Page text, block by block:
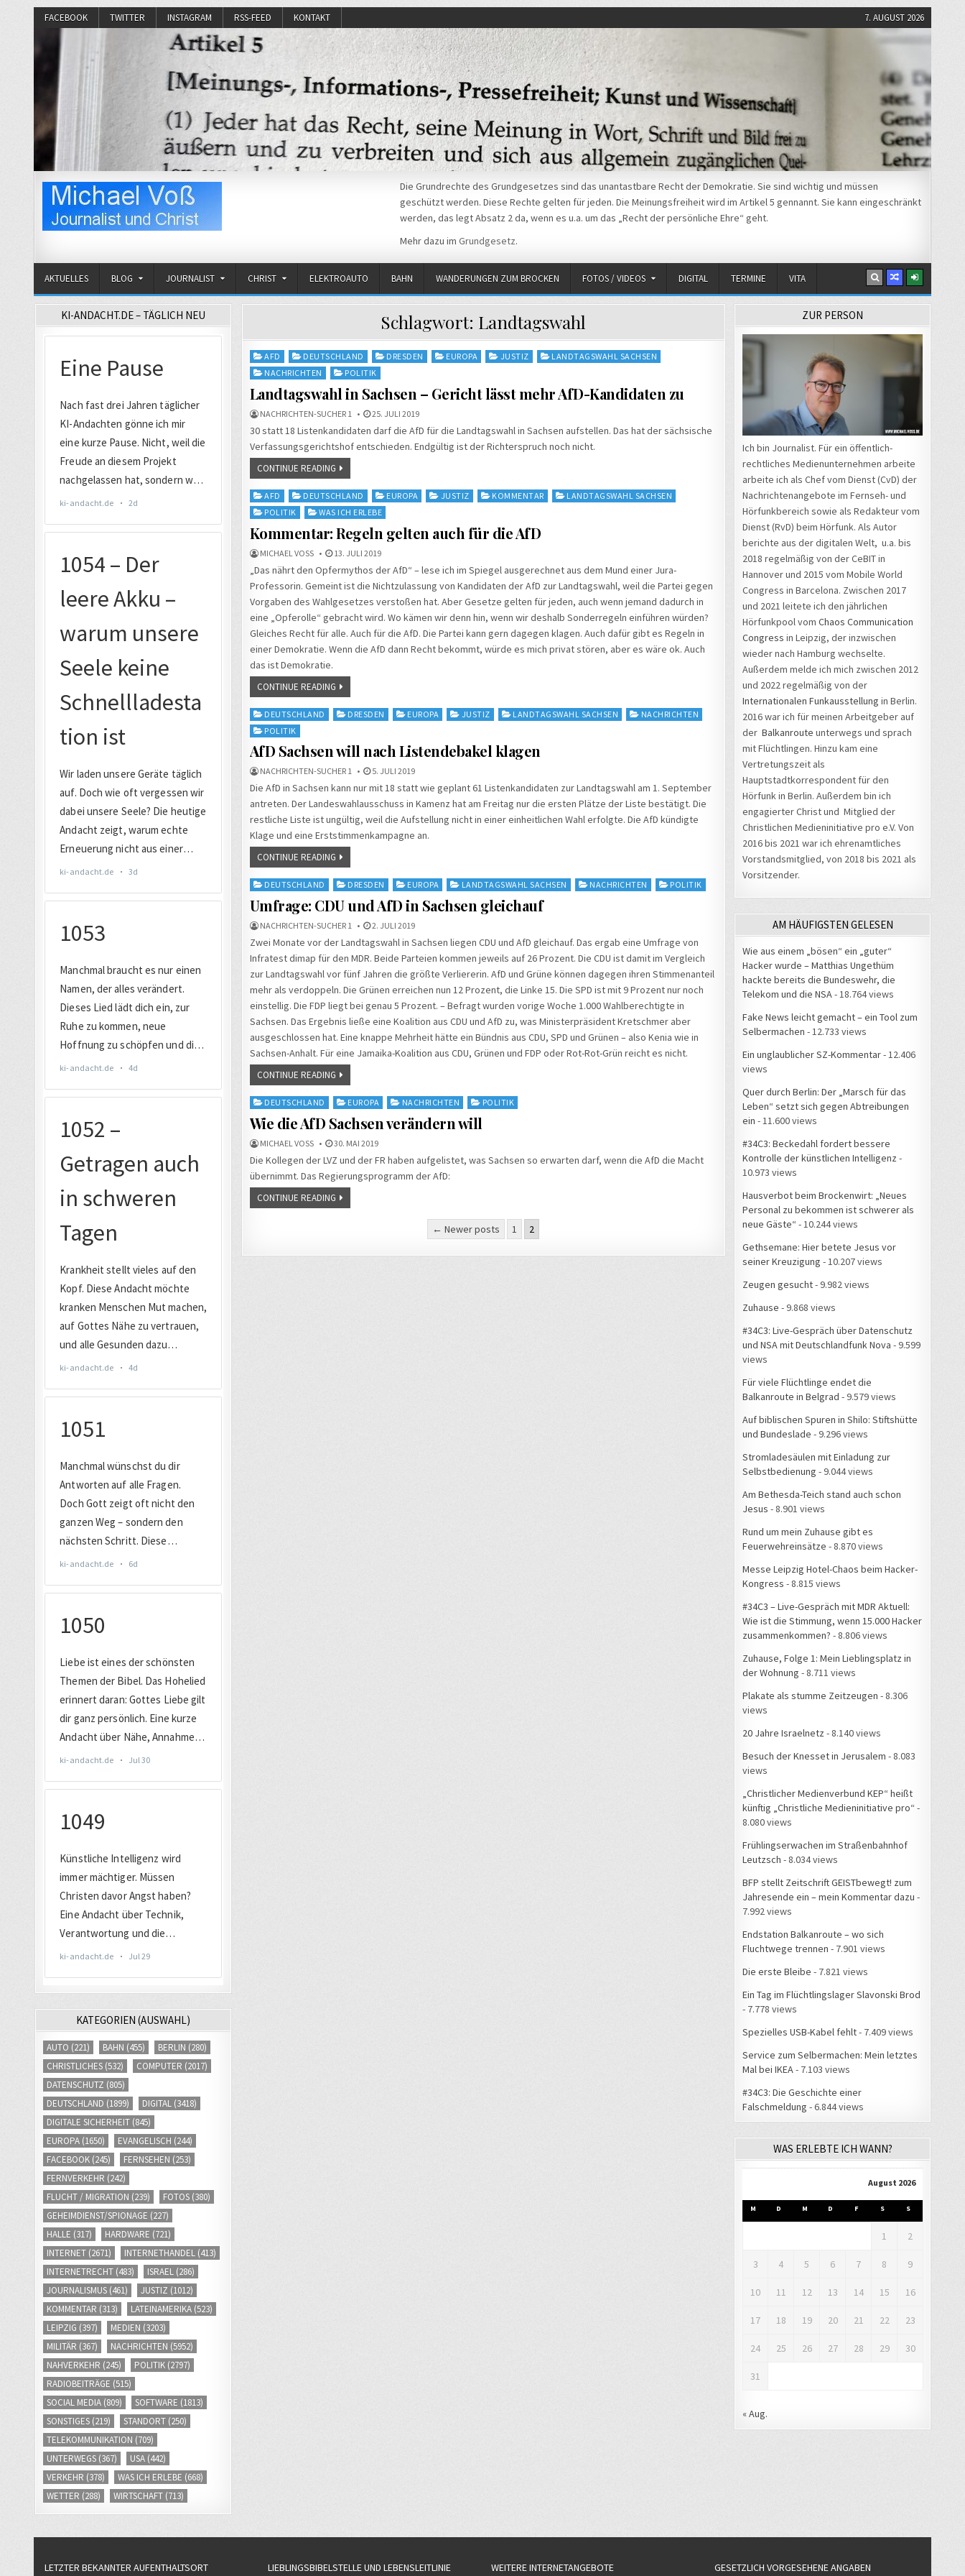
FACEBOOK TWITTER INSTAGRAM RSS-FEED KONTAKT 7. AUGUST 2026
Die Grundrechte des Grundgesetzes sind das unantastbare Recht der Demokratie. Sie sind wichtig und müssen
geschützt werden. Diese Rechte gelten für jeden. Die Meinungsfreiheit wird im Artikel 5 gennannt. Sie kann eingeschränkt
werden, das legt Absatz 2 da, wenn es u.a. um das „Recht der persönliche Ehre“ geht.
Mehr dazu im Grundgesetz.
AKTUELLES BLOG JOURNALIST CHRIST ELEKTROAUTO BAHN WANDERUNGEN ZUM BROCKEN FOTOS / VIDEOS DIGITAL TERMINE VITA
Schlagwort: Landtagswahl
Posted
in
AFD DEUTSCHLAND DRESDEN EUROPA JUSTIZ
LANDTAGSWAHL SACHSEN
NACHRICHTEN
POLITIK
Landtagswahl in Sachsen – Gericht lässt mehr AfD-Kandidaten zu
NACHRICHTEN-SUCHER 1 25. JULI 2019
30 statt 18 Listenkandidaten darf die AfD für die Landtagswahl in Sachsen aufstellen. Das hat der sächsische
Verfassungsgerichtshof entschieden. Endgültig ist der Richterspruch noch nicht.
CONTINUE READING
Posted
in
AFD DEUTSCHLAND EUROPA JUSTIZ KOMMENTAR
LANDTAGSWAHL SACHSEN
POLITIK
WAS ICH ERLEBE
Kommentar: Regeln gelten auch für die AfD
MICHAEL VOSS 13. JULI 2019
„Das nährt den Opfermythos der AfD“ – lese ich im Spiegel ausgerechnet aus dem Mund einer Jura-
Professorin. Gemeint ist die Nichtzulassung von Kandidaten der AfD zur Landtagswahl, weil die Partei gegen
Vorgaben des Wahlgesetzes verstoßen hat. Aber Gesetze gelten für jeden, auch wenn jemand dadurch in
eine „Opferolle“ gebracht wird. Wo kämen wir denn hin, wenn wir deshalb Sonderregeln einführen würden?
Gleiches Recht für alle. Auch für die AfD. Die Partei kann gern dagegen klagen. Auch dafür gibt es Regeln in
einer Demokratie. Wenn die AfD dann Recht bekommt, würde es mich privat stören, aber es wäre ok. Auch
das ist Demokratie.
CONTINUE READING
Posted
in
DEUTSCHLAND DRESDEN EUROPA JUSTIZ LANDTAGSWAHL SACHSEN
NACHRICHTEN
POLITIK
AfD Sachsen will nach Listendebakel klagen
NACHRICHTEN-SUCHER 1 5. JULI 2019
Die AfD in Sachsen kann nur mit 18 statt wie geplant 61 Listenkandidaten zur Landtagswahl am 1. September
antreten. Der Landeswahlausschuss in Kamenz hat am Freitag nur die ersten Plätze der Liste bestätigt. Die
restliche Liste ist ungültig, weil die Aufstellung nicht in einer einheitlichen Wahl erfolgte. Die AfD kündigte
Klage und eine Erststimmenkampagne an.
CONTINUE READING
Posted
in
DEUTSCHLAND DRESDEN EUROPA LANDTAGSWAHL SACHSEN NACHRICHTEN POLITIK
Umfrage: CDU und AfD in Sachsen gleichauf
NACHRICHTEN-SUCHER 1 2. JULI 2019
Zwei Monate vor der Landtagswahl in Sachsen liegen CDU und AfD gleichauf. Das ergab eine Umfrage von
Infratest dimap für den MDR. Beide Parteien kommen jeweils auf 26 Prozent. Die CDU ist damit im Vergleich
zur Landtagswahl vor fünf Jahren die größte Verliererin. AfD und Grüne können dagegen ihren Stimmenanteil
mehr als verdoppeln. Die Grünen erreichen nun 12 Prozent, die Linke 15. Die SPD ist mit 9 Prozent nur noch
einstellig. Die FDP liegt bei genau 5 Prozent. – Befragt wurden vorige Woche 1.000 Wahlberechtigte in
Sachsen. Das Ergebnis ließe eine Koalition aus CDU und AfD zu, was Ministerpräsident Kretschmer aber
ausgeschlossen hat. Eine knappe Mehrheit hätte ein Bündnis aus CDU, SPD und Grünen – also Kenia wie in
Sachsen-Anhalt. Für eine Jamaika-Koalition aus CDU, Grünen und FDP oder Rot-Rot-Grün reicht es nicht.
CONTINUE READING
Posted
in
DEUTSCHLAND EUROPA NACHRICHTEN POLITIK
Wie die AfD Sachsen verändern will
MICHAEL VOSS 30. MAI 2019
Die Kollegen der LVZ und der FR haben aufgelistet, was Sachsen so erwarten darf, wenn die AfD die Macht
übernimmt. Das Regierungsprogramm der AfD:
CONTINUE READING
Seitennummerierung← Newer posts 1 2
KI-ANDACHT.DE – TÄGLICH NEU
KATEGORIEN (AUSWAHL)
AUTO (221) BAHN (455) BERLIN (280)
CHRISTLICHES (532) COMPUTER (2017)
DATENSCHUTZ (805)
DEUTSCHLAND (1899) DIGITAL (3418)
DIGITALE SICHERHEIT (845)
EUROPA (1650) EVANGELISCH (244)
FACEBOOK (245) FERNSEHEN (253)
FERNVERKEHR (242)
FLUCHT / MIGRATION (239) FOTOS (380)
GEHEIMDIENST/SPIONAGE (227)
HALLE (317) HARDWARE (721)
INTERNET (2671) INTERNETHANDEL (413)
INTERNETRECHT (483) ISRAEL (286)
JOURNALISMUS (461) JUSTIZ (1012)
KOMMENTAR (313) LATEINAMERIKA (523)
LEIPZIG (397) MEDIEN (3203)
MILITÄR (367) NACHRICHTEN (5952)
NAHVERKEHR (245) POLITIK (2797)
RADIOBEITRÄGE (515)
SOCIAL MEDIA (809) SOFTWARE (1813)
SONSTIGES (219) STANDORT (250)
TELEKOMMUNIKATION (709)
UNTERWEGS (367) USA (442)
VERKEHR (378) WAS ICH ERLEBE (668)
WETTER (288) WIRTSCHAFT (713)
ZUR PERSON
Ich bin Journalist. Für ein öffentlich-
rechtliches Medienunternehmen arbeite
arbeite ich als Chef vom Dienst (CvD) der
Nachrichtenangebote im Fernseh- und
Hörfunkbereich sowie als Redakteur vom
Dienst (RvD) beim Hörfunk. Als Autor
berichte aus der digitalen Welt, u.a. bis
2018 regelmäßig von der CeBIT in
Hannover und 2015 vom Mobile World
Congress in Barcelona. Zwischen 2017
und 2021 leitete ich den jährlichen
Hörfunkpool vom Chaos Communication
Congress in Leipzig, der inzwischen
wieder nach Hamburg wechselte.
Außerdem melde ich mich zwischen 2012
und 2022 regelmäßig von der
Internationalen Funkausstellung in Berlin.
2016 war ich für meinen Arbeitgeber auf
der Balkanroute unterwegs und sprach
mit Flüchtlingen. Hinzu kam eine
Vertretungszeit als
Hauptstadtkorrespondent für den
Hörfunk in Berlin. Außerdem bin ich
engagierter Christ und Mitglied der
Christlichen Medieninitiative pro e.V. Von
2016 bis 2021 war ich ehrenamtliches
Vorstandsmitglied, von 2018 bis 2021 als
Vorsitzender.
AM HÄUFIGSTEN GELESEN
Wie aus einem „bösen“ ein „guter“
Hacker wurde – Matthias Ungethüm
hackte bereits die Bundeswehr, die
Telekom und die NSA - 18.764 views
Fake News leicht gemacht – ein Tool zum
Selbermachen - 12.733 views
Ein unglaublicher SZ-Kommentar- 12.406
views
Quer durch Berlin: Der „Marsch für das
Leben“ setzt sich gegen Abtreibungen
ein - 11.600 views
#34C3: Beckedahl fordert bessere
Kontrolle der künstlichen Intelligenz -
10.973 views
Hausverbot beim Brockenwirt: „Neues
Personal zu bekommen ist schwerer als
neue Gäste“ - 10.244 views
Gethsemane: Hier betete Jesus vor
seiner Kreuzigung - 10.207 views
Zeugen gesucht- 9.982 views
Zuhause - 9.868 views
#34C3: Live-Gespräch über Datenschutz
und NSA mit Deutschlandfunk Nova - 9.599
views
Für viele Flüchtlinge endet die
Balkanroute in Belgrad - 9.579 views
Auf biblischen Spuren in Shilo: Stiftshütte
und Bundeslade - 9.296 views
Stromladesäulen mit Einladung zur
Selbstbedienung - 9.044 views
Am Bethesda-Teich stand auch schon
Jesus - 8.901 views
Rund um mein Zuhause gibt es
Feuerwehreinsätze - 8.870 views
Messe Leipzig Hotel-Chaos beim Hacker-
Kongress - 8.815 views
#34C3 – Live-Gespräch mit MDR Aktuell:
Wie ist die Stimmung, wenn 15.000 Hacker
zusammenkommen? - 8.806 views
Zuhause, Folge 1: Mein Lieblingsplatz in
der Wohnung - 8.711 views
Plakate als stumme Zeitzeugen - 8.306
views
20 Jahre Israelnetz - 8.140 views
Besuch der Knesset in Jerusalem - 8.083
views
„Christlicher Medienverbund KEP“ heißt
künftig „Christliche Medieninitiative pro“ -
8.080 views
Frühlingserwachen im Straßenbahnhof
Leutzsch - 8.034 views
BFP stellt Zeitschrift GEISTbewegt! zum
Jahresende ein – mein Kommentar dazu -
7.992 views
Endstation Balkanroute – wo sich
Fluchtwege trennen - 7.901 views
Die erste Bleibe - 7.821 views
Ein Tag im Flüchtlingslager Slavonski Brod
- 7.778 views
Spezielles USB-Kabel fehlt- 7.409 views
Service zum Selbermachen: Mein letztes
Mal bei IKEA - 7.103 views
#34C3: Die Geschichte einer
Falschmeldung - 6.844 views
WAS ERLEBTE ICH WANN?
August 2026
M D M D F S S
1 2
3 4 5 6 7 8 9
10 11 12 13 14 15 16
17 18 19 20 21 22 23
24 25 26 27 28 29 30
31
« Aug.
LETZTER BEKANNTER AUFENTHALTSORT LIEBLINGSBIBELSTELLE UND LEBENSLEITLINIE WEITERE INTERNETANGEBOTE GESETZLICH VORGESEHENE ANGABEN